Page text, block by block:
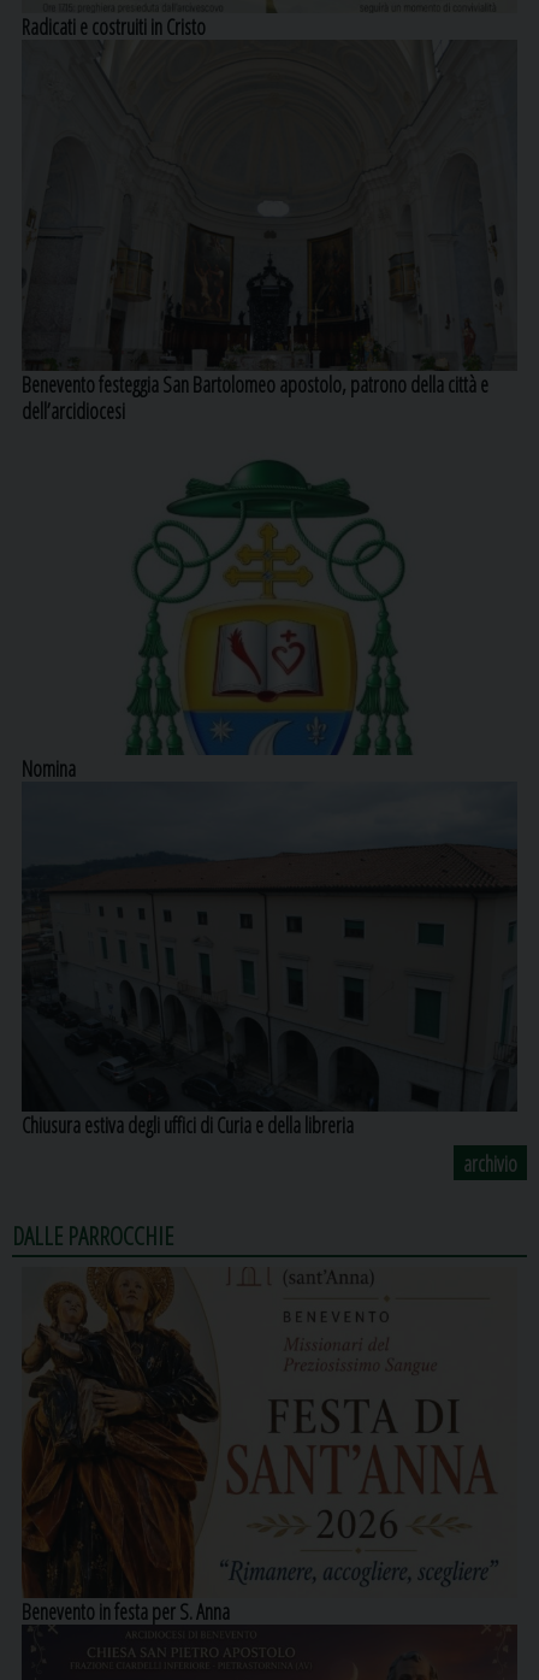
Radicati e costruiti in Cristo
Benevento festeggia San Bartolomeo apostolo, patrono della città e
dell’arcidiocesi
Nomina
Chiusura estiva degli uffici di Curia e della libreria
archivio
DALLE PARROCCHIE
Benevento in festa per S. Anna